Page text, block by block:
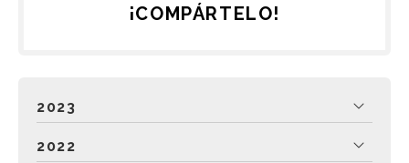
¡COMPÁRTELO!
2023
2022